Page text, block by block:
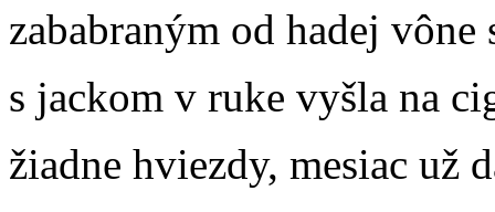
zababraným od hadej vône
s jackom v ruke vyšla na
žiadne hviezdy, mesiac už